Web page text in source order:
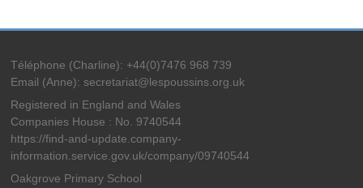
Téléphone (Charline): +44(0)7476 968 739
Email (Anne): secretariat@lespoussins.org.uk
Registered in England and Wales
Companies House : No. 9740544
https://find-and-update.company-
information.service.gov.uk/company/09740544
Oakgrove Primary School